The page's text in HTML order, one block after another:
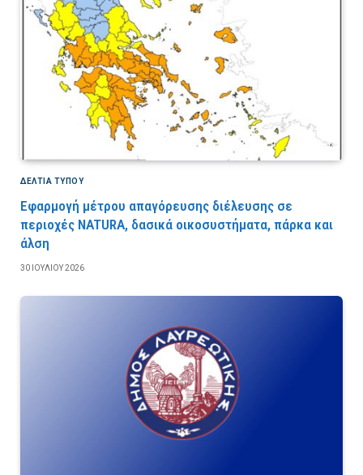
ΔΕΛΤΙΑ ΤΥΠΟΥ
Εφαρμογή μέτρου απαγόρευσης διέλευσης σε
περιοχές NATURA, δασικά οικοσυστήματα, πάρκα και
άλση
30 ΙΟΥΛΊΟΥ 2026